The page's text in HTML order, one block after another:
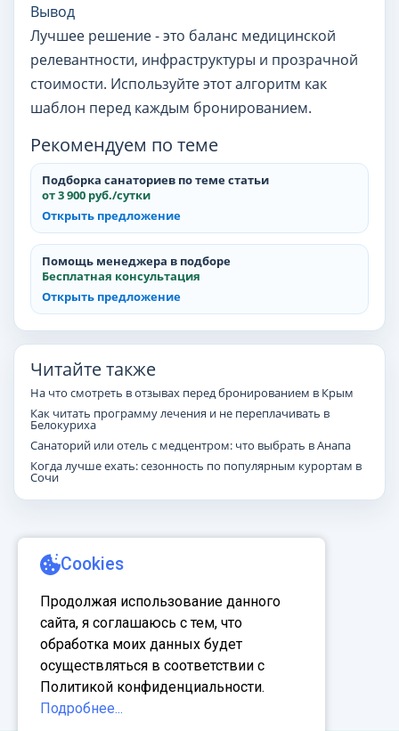
Вывод
Лучшее решение - это баланс медицинской
релевантности, инфраструктуры и прозрачной
стоимости. Используйте этот алгоритм как
шаблон перед каждым бронированием.
Рекомендуем по теме
Подборка санаториев по теме статьи
от 3 900 руб./сутки
Открыть предложение
Помощь менеджера в подборе
Бесплатная консультация
Открыть предложение
Читайте также
На что смотреть в отзывах перед бронированием в Крым
Как читать программу лечения и не переплачивать в
Белокуриха
Санаторий или отель с медцентром: что выбрать в Анапа
Когда лучше ехать: сезонность по популярным курортам в
Сочи